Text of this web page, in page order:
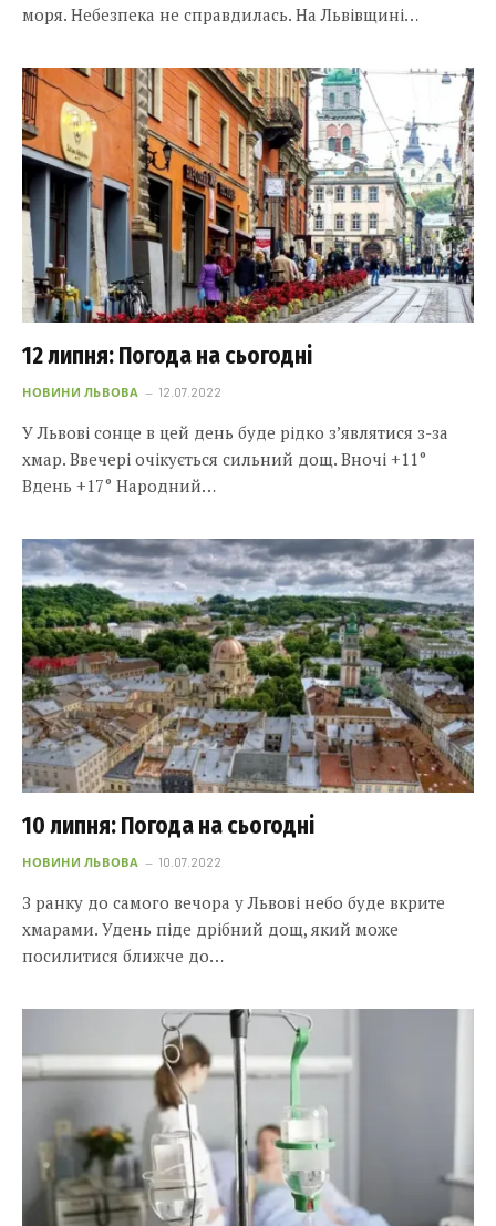
моря. Небезпека не справдилась. На Львівщині…
12 липня: Погода на сьогодні
НОВИНИ ЛЬВОВА 12.07.2022
У Львові сонце в цей день буде рідко з’являтися з-за
хмар. Ввечері очікується сильний дощ. Вночі +11°
Вдень +17° Народний…
10 липня: Погода на сьогодні
НОВИНИ ЛЬВОВА 10.07.2022
З ранку до самого вечора у Львові небо буде вкрите
хмарами. Удень піде дрібний дощ, який може
посилитися ближче до…